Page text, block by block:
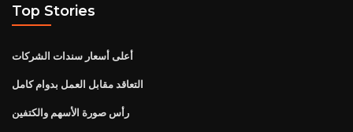
Top Stories
أعلى أسعار سندات الشركات
التعاقد مقابل العمل بدوام كامل
رأس صورة الأسهم والكتفين